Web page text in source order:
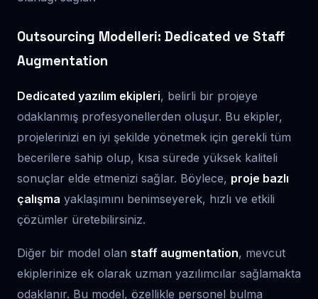
Outsourcing Modelleri: Dedicated ve Staff
Augmentation
Dedicated yazılım ekipleri, belirli bir projeye
odaklanmış profesyonellerden oluşur. Bu ekipler,
projelerinizi en iyi şekilde yönetmek için gerekli tüm
becerilere sahip olup, kısa sürede yüksek kaliteli
sonuçlar elde etmenizi sağlar. Böylece, proje bazlı
çalışma yaklaşımını benimseyerek, hızlı ve etkili
çözümler üretebilirsiniz.
Diğer bir model olan staff augmentation, mevcut
ekiplerinize ek olarak uzman yazılımcılar sağlamakta
odaklanır. Bu model, özellikle personel bulma